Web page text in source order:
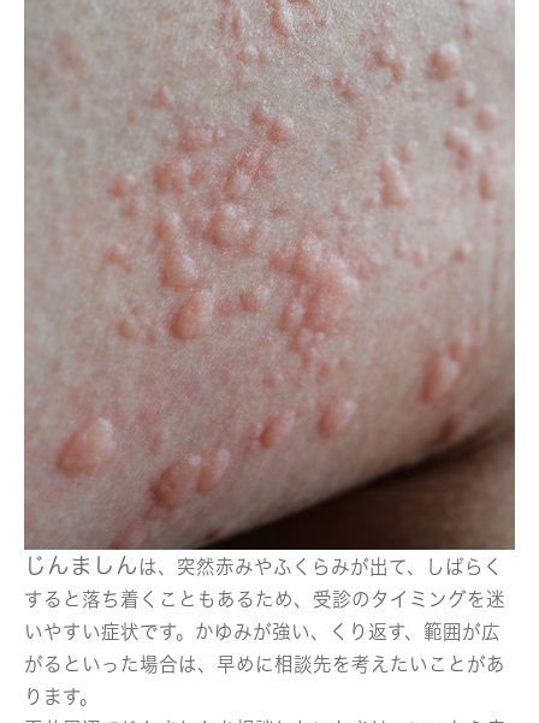
じんましん は、突然赤みやふくらみが出て、しばらく
すると落ち着くこともあるため、受診のタイミングを迷
いやすい症状です。かゆみが強い、くり返す、範囲が広
がるといった場合は、早めに相談先を考えたいことがあ
ります。